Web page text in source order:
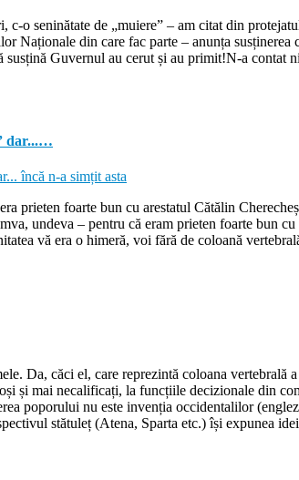
seninătate de „muiere” – am citat din
din care fac parte – anunța
Guvernul au cerut și au primit!N-a
dar...…
foarte bun cu arestatul Cătălin
undeva – pentru că eram prieten foarte bun
vă era o himeră, voi fără de coloană
căci el, care reprezintă coloana vertebrală
și mai necalificați, la funcțiile decizionale din
poporului nu este invenția occidentalilor
stătuleț (Atena, Sparta etc.) își expunea